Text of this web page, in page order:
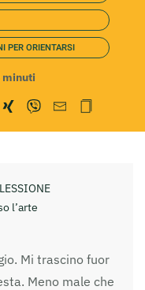
PER ORIENTARSI
minuti
l’arte
Mi trascino fuor
Meno male che